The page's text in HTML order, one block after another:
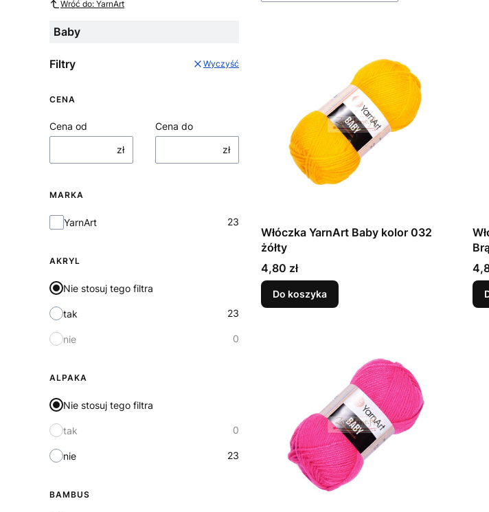
Wróć do: YarnArt
Baby
Filtry Wyczyść
CENA
Cena od
zł
Cena do
zł
MARKA
Marka
YarnArt 23
AKRYL
Nie stosuj tego filtra
tak 23
nie 0
ALPAKA
Nie stosuj tego filtra
tak 0
nie 23
BAMBUS
Włóczka YarnArt Baby kolor 032
żółty
Cena
4,80 zł
Do koszyka